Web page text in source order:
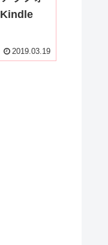
Kindle
2019.03.19